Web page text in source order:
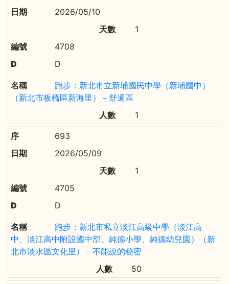
2026/05/10
1
4708
D
跑步：新北市立新埔國民中學（新埔國中）
（新北市板橋區新海里）－舒適區
1
693
2026/05/09
1
4705
D
跑步：新北市私立淡江高級中學（淡江高
中、淡江高中附設國中部、純德小學、純德幼兒園）（新
北市淡水區文化里）－不能說的秘密
50